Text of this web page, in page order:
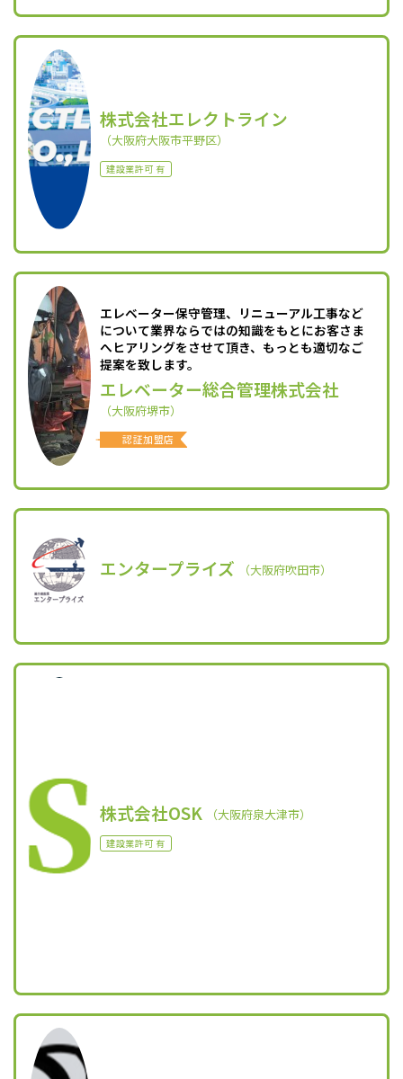
株式会社エレクトライン
（大阪府大阪市平野区）
建設業許可 有
エレベーター保守管理、リニューアル工事など
について業界ならではの知識をもとにお客さま
へヒアリングをさせて頂き、もっとも適切なご
提案を致します。
エレベーター総合管理株式会社
（大阪府堺市）
認証加盟店
エンタープライズ （大阪府吹田市）
株式会社OSK （大阪府泉大津市）
建設業許可 有